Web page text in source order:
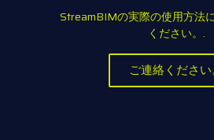
StreamBIMの実際の使用方法
ください。.
ご連絡ください